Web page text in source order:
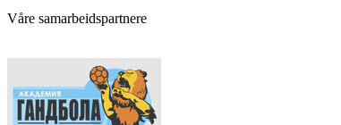
Våre samarbeidspartnere